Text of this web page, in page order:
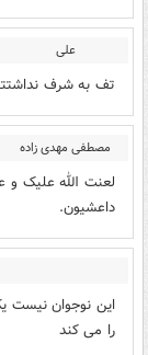
علی
تف به شرف
مصطفی مهدی زاده
لعنت الله علیک و
داعشیون.
این نوجوان
را می کند